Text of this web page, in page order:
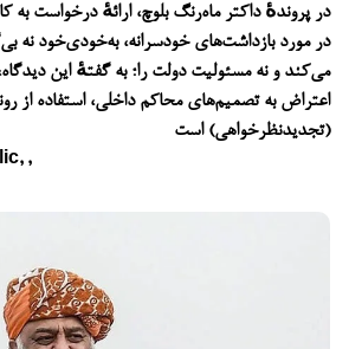
در پروندهٔ داکتر ماه‌رنگ بلوچ، ارائهٔ درخواست به
در مورد بازداشت‌های خودسرانه، به‌خودی‌خود نه
می‌کند و نه مسئولیت دولت را؛ به گفتهٔ این دیدگاه،
اعتراض به تصمیم‌های محاکم داخلی، استفاده از
(تجدیدنظرخواهی) است
, ,